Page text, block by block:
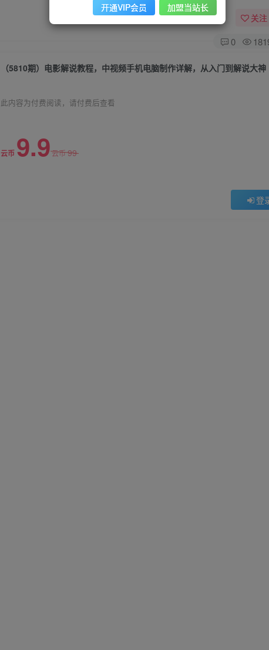
关注
0
（5810期）电影解说教程，中视频手机电脑制作详解，从入门到解说大神
此内容为付费阅读，请付费后查看
云币 9.9云币99
登
开通VIP会员 加盟当站长